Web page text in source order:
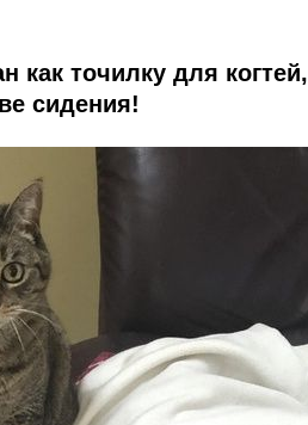
как точилку для
сидения!